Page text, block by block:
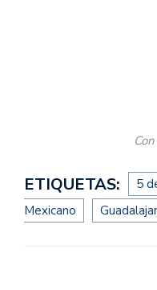
ETIQUETAS: 5
Mexicano